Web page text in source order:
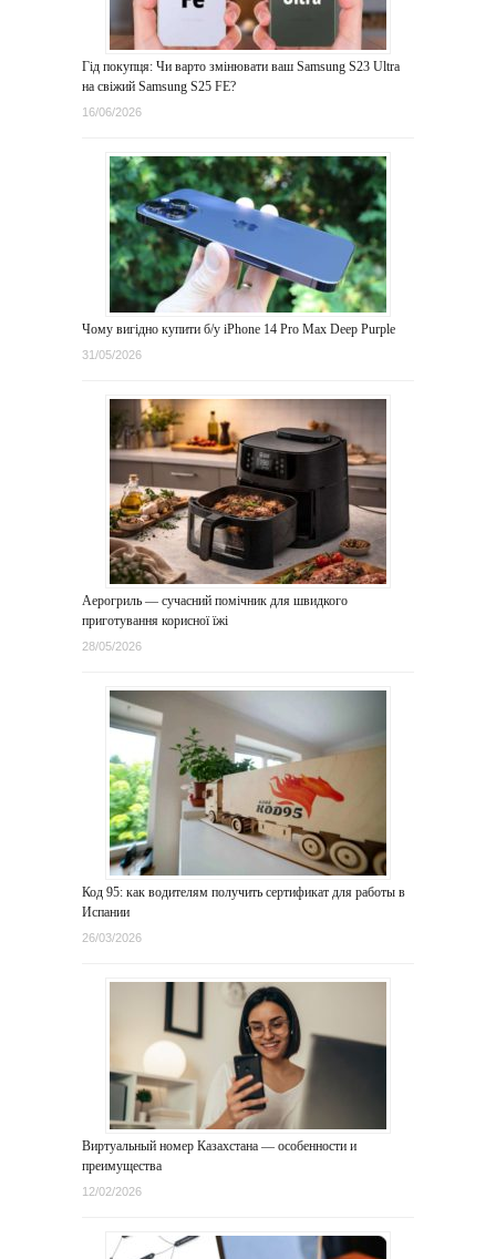
Гід покупця: Чи варто змінювати ваш Samsung S23 Ultra
на свіжий Samsung S25 FE?
16/06/2026
Чому вигідно купити б/у iPhone 14 Pro Max Deep Purple
31/05/2026
Аерогриль — сучасний помічник для швидкого
приготування корисної їжі
28/05/2026
Код 95: как водителям получить сертификат для работы в
Испании
26/03/2026
Виртуальный номер Казахстана — особенности и
преимущества
12/02/2026